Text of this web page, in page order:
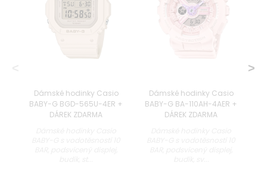
Dámské hodinky Casio
BABY-G BGD-565U-4ER +
DÁREK ZDARMA
Dámské hodinky Casio
BABY-G BA-110AH-4AER +
DÁREK ZDARMA